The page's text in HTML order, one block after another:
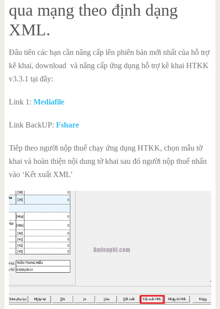
qua mạng theo định dạng
XML.
Đâu tiên các bạn cần nâng cấp lên phiên bản mới nhất của hỗ trợ
kê khai, download và nâng cấp ứng dụng hỗ trợ kê khai HTKK
v3.3.1 tại đây:
Link 1: Mediafile
Link BackUP: Fshare
Tiêp theo người nộp thuế chạy ứng dụng HTKK, chọn mẫu tờ
khai và hoàn thiện nội dung tờ khai sau đó người nộp thuế nhấn
vào ‘Kết xuất XML’